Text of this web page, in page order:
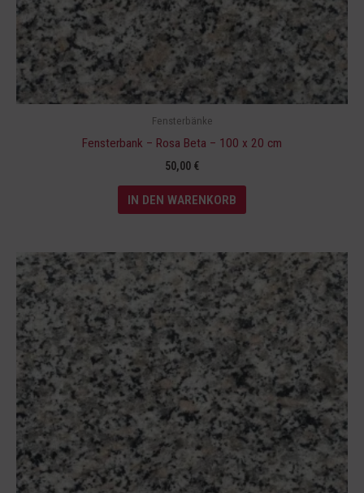
Fensterbänke
Fensterbank – Rosa Beta – 100 x 20 cm
50,00 €
IN DEN WARENKORB